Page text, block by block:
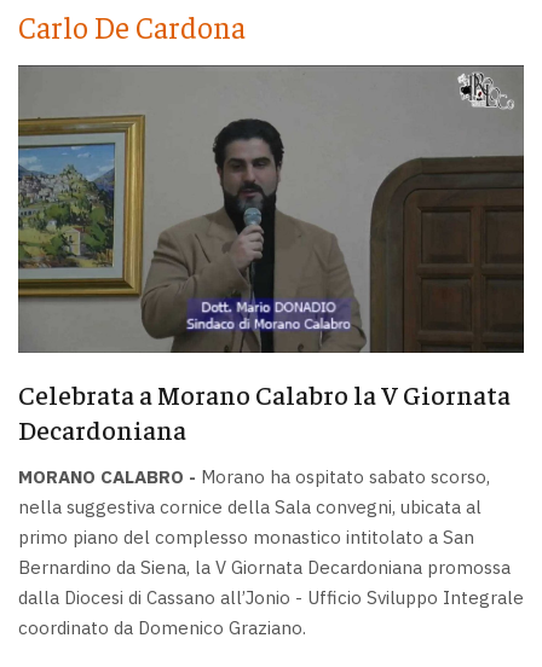
Carlo De Cardona
Celebrata a Morano Calabro la V Giornata
Decardoniana
MORANO CALABRO - Morano ha ospitato sabato scorso,
nella suggestiva cornice della Sala convegni, ubicata al
primo piano del complesso monastico intitolato a San
Bernardino da Siena, la V Giornata Decardoniana promossa
dalla Diocesi di Cassano all’Jonio - Ufficio Sviluppo Integrale
coordinato da Domenico Graziano.